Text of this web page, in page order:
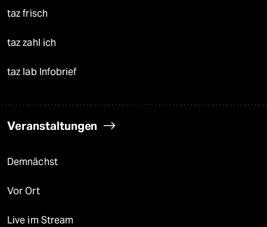
taz frisch
taz zahl ich
taz lab Infobrief
Veranstaltungen
Demnächst
Vor Ort
Live im Stream